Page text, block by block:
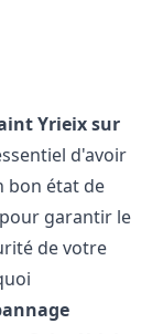
Yrieix sur
d'avoir
bon état de
garantir le
de votre